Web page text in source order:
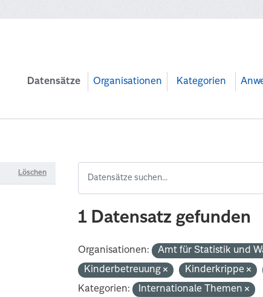
Datensätze Organisationen Kategorien
Löschen
1 Datensatz gefunden
Organisationen: Amt für Statistik und
Kinderbetreuung
Kinderkrippe
Kategorien:
Internationale Themen